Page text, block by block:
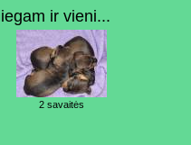
ir vieni...
2 savaitės